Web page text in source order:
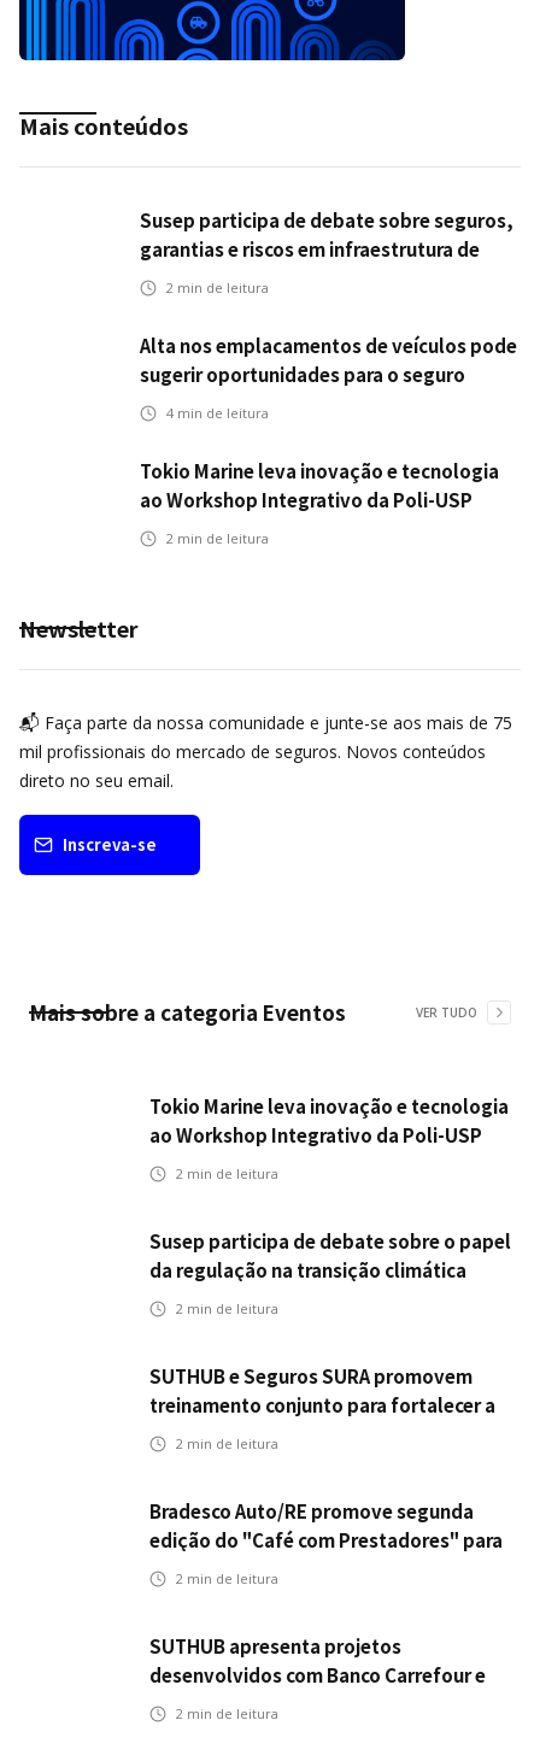
Mais conteúdos
Susep participa de debate sobre seguros,
garantias e riscos em infraestrutura de
transportes
2 min de leitura
Alta nos emplacamentos de veículos pode
sugerir oportunidades para o seguro
automotivo
4 min de leitura
Tokio Marine leva inovação e tecnologia
ao Workshop Integrativo da Poli-USP
2 min de leitura
Newsletter
📬 Faça parte da nossa comunidade e junte-se aos mais de 75
mil profissionais do mercado de seguros. Novos conteúdos
direto no seu email.
Inscreva-se
Mais sobre a categoria Eventos VER TUDO
Tokio Marine leva inovação e tecnologia
ao Workshop Integrativo da Poli-USP
2 min de leitura
Susep participa de debate sobre o papel
da regulação na transição climática
2 min de leitura
SUTHUB e Seguros SURA promovem
treinamento conjunto para fortalecer a
operação comercial do Seguro
2 min de leitura
Bradesco Auto/RE promove segunda
edição do "Café com Prestadores" para
fortalecer parceria e aprimorar
2 min de leitura
SUTHUB apresenta projetos
desenvolvidos com Banco Carrefour e
A.PET no Congresso Latino-Americano
2 min de leitura